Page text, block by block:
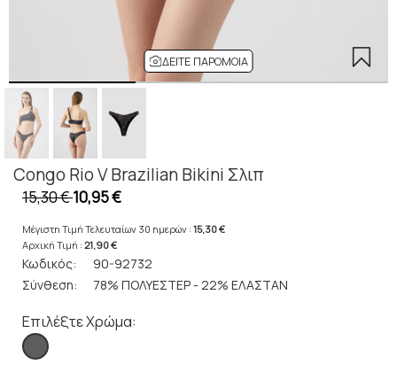
ΔΕΊΤΕ ΠΑΡΌΜΟΙΑ
Congo Rio V Brazilian Bikini Σλιπ
15,30 €10,95 €
Μέγιστη Τιμή Τελευταίων 30 ημερών :15,30 €
Αρχική Τιμή :21,90 €
Κωδικός:
90-92732
Σύνθεση:
78% ΠΟΛΥΕΣΤΕΡ - 22% ΕΛΑΣΤΑΝ
Επιλέξτε Χρώμα: